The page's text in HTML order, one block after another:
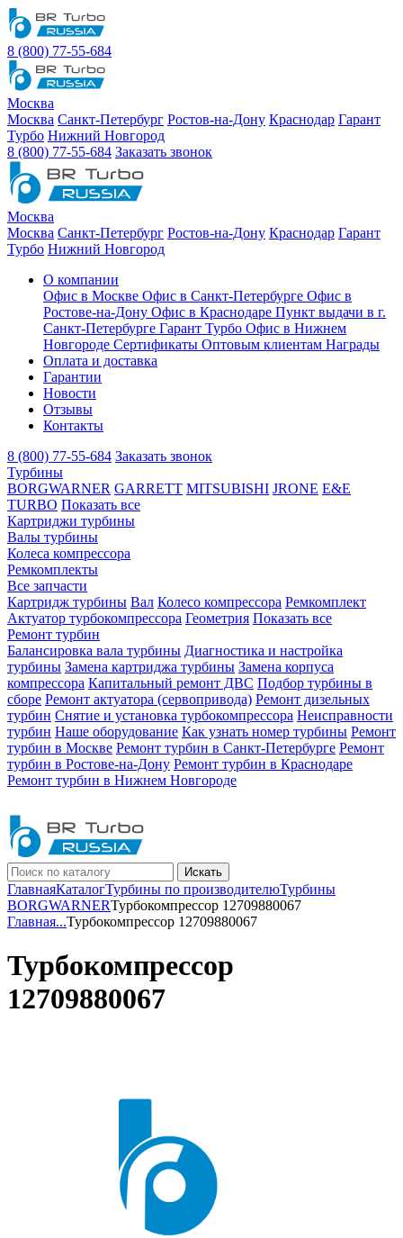
8 (800) 77-55-684
Москва
Москва Санкт-Петербург Ростов-на-Дону Краснодар Гарант
Турбо Нижний Новгород
8 (800) 77-55-684 Заказать звонок
Москва
Москва Санкт-Петербург Ростов-на-Дону Краснодар Гарант
Турбо Нижний Новгород
О компании
Офис в Москве Офис в Санкт-Петербурге Офис в
Ростове-на-Дону Офис в Краснодаре Пункт выдачи в г.
Санкт-Петербурге Гарант Турбо Офис в Нижнем
Новгороде Сертификаты Оптовым клиентам Награды
Оплата и доставка
Гарантии
Новости
Отзывы
Контакты
8 (800) 77-55-684 Заказать звонок
Турбины
BORGWARNER GARRETT MITSUBISHI JRONE E&E
TURBO Показать все
Картриджи турбины
Валы турбины
Колеса компрессора
Ремкомплекты
Все запчасти
Картридж турбины Вал Колесо компрессора Ремкомплект
Актуатор турбокомпрессора Геометрия Показать все
Ремонт турбин
Балансировка вала турбины Диагностика и настройка
турбины Замена картриджа турбины Замена корпуса
компрессора Капитальный ремонт ДВС Подбор турбины в
сборе Ремонт актуатора (сервопривода) Ремонт дизельных
турбин Снятие и установка турбокомпрессора Неисправности
турбин Наше оборудование Как узнать номер турбины Ремонт
турбин в Москве Ремонт турбин в Санкт-Петербурге Ремонт
турбин в Ростове-на-Дону Ремонт турбин в Краснодаре
Ремонт турбин в Нижнем Новгороде
Искать
ГлавнаяКаталогТурбины по производителюТурбины
BORGWARNERТурбокомпрессор 12709880067
Главная...Турбокомпрессор 12709880067
Турбокомпрессор
12709880067